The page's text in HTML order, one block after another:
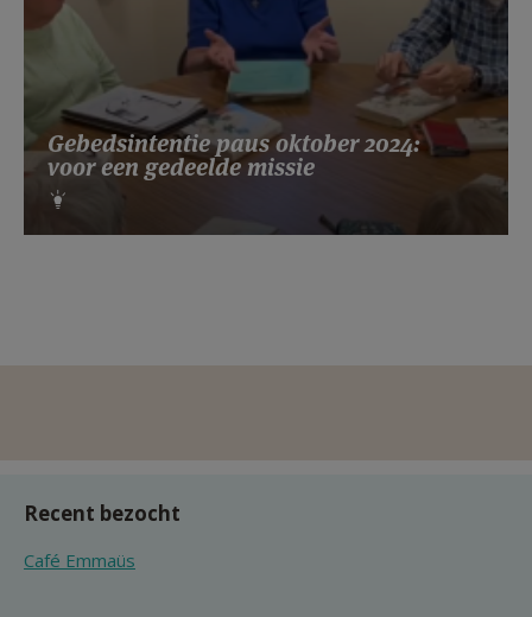
Gebedsintentie paus oktober 2024:
voor een gedeelde missie
Recent bezocht
Café Emmaüs